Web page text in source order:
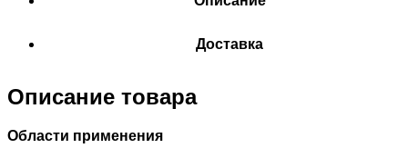
Доставка
Описание товара
Области применения